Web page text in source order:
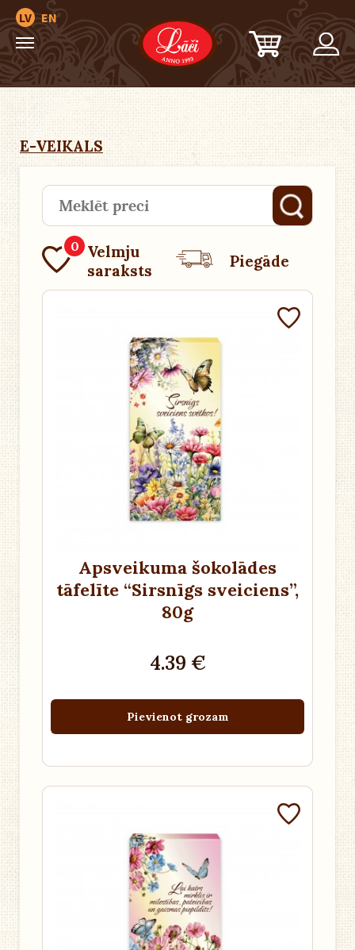
LV EN
E-VEIKALS
0 Velmju
saraksts
Piegāde
Apsveikuma šokolādes
tāfelīte “Sirsnīgs sveiciens”,
80g
4.39 €
Pievienot grozam